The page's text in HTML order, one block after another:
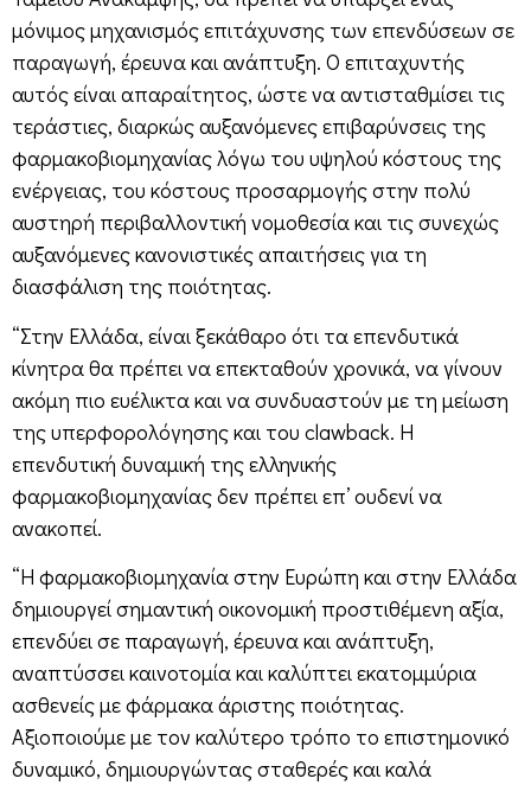
μόνιμος μηχανισμός επιτάχυνσης των επενδύσεων σε
παραγωγή, έρευνα και ανάπτυξη. Ο επιταχυντής
αυτός είναι απαραίτητος, ώστε να αντισταθμίσει τις
τεράστιες, διαρκώς αυξανόμενες επιβαρύνσεις της
φαρμακοβιομηχανίας λόγω του υψηλού κόστους της
ενέργειας, του κόστους προσαρμογής στην πολύ
αυστηρή περιβαλλοντική νομοθεσία και τις συνεχώς
αυξανόμενες κανονιστικές απαιτήσεις για τη
διασφάλιση της ποιότητας.
“Στην Ελλάδα, είναι ξεκάθαρο ότι τα επενδυτικά
κίνητρα θα πρέπει να επεκταθούν χρονικά, να γίνουν
ακόμη πιο ευέλικτα και να συνδυαστούν με τη μείωση
της υπερφορολόγησης και του clawback. Η
επενδυτική δυναμική της ελληνικής
φαρμακοβιομηχανίας δεν πρέπει επ’ ουδενί να
ανακοπεί.
“Η φαρμακοβιομηχανία στην Ευρώπη και στην Ελλάδα
δημιουργεί σημαντική οικονομική προστιθέμενη αξία,
επενδύει σε παραγωγή, έρευνα και ανάπτυξη,
αναπτύσσει καινοτομία και καλύπτει εκατομμύρια
ασθενείς με φάρμακα άριστης ποιότητας.
Αξιοποιούμε με τον καλύτερο τρόπο το επιστημονικό
δυναμικό, δημιουργώντας σταθερές και καλά